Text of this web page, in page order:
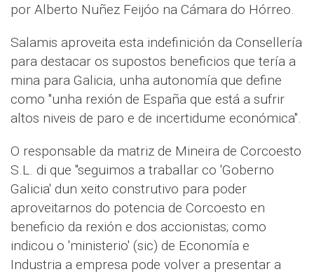
por Alberto Nuñez Feijóo na Cámara do Hórreo.
Salamis aproveita esta indefinición da Consellería
para destacar os supostos beneficios que tería a
mina para Galicia, unha autonomía que define
como "unha rexión de España que está a sufrir
altos niveis de paro e de incertidume económica".
O responsable da matriz de Mineira de Corcoesto
S.L. di que "seguimos a traballar co 'Goberno
Galicia' dun xeito construtivo para poder
aproveitarnos do potencia de Corcoesto en
beneficio da rexión e dos accionistas; como
indicou o 'ministerio' (sic) de Economía e
Industria a empresa pode volver a presentar a